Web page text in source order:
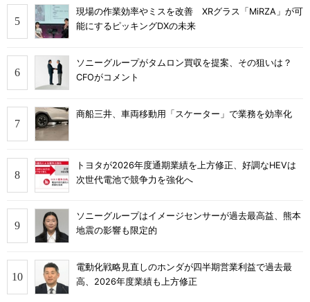
現場の作業効率やミスを改善 XRグラス「MiRZA」が可
能にするピッキングDXの未来
ソニーグループがタムロン買収を提案、その狙いは？
CFOがコメント
商船三井、車両移動用「スケーター」で業務を効率化
トヨタが2026年度通期業績を上方修正、好調なHEVは
次世代電池で競争力を強化へ
ソニーグループはイメージセンサーが過去最高益、熊本
地震の影響も限定的
電動化戦略見直しのホンダが四半期営業利益で過去最
高、2026年度業績も上方修正